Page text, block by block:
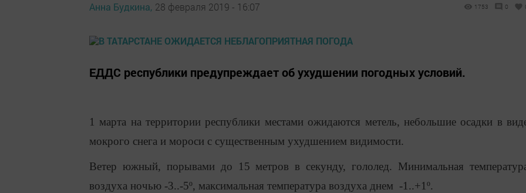
Анна Будкина, 28 февраля 2019 - 16:07 1753 0
ЕДДС республики предупреждает об ухудшении погодных условий.
1 марта на территории республики местами ожидаются метель, небольшие осадки в
мокрого снега и мороси с существенным ухудшением видимости.
Ветер южный, порывами до 15 метров в секунду, гололед. Минимальная
воздуха ночью -3..-5º, максимальная температура воздуха днем -1..+1º.